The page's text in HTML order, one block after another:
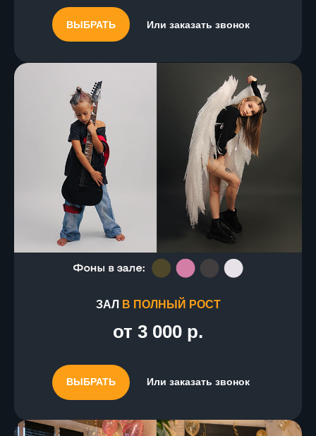
ВЫБРАТЬ Или заказать звонок
ЗАЛ В ПОЛНЫЙ РОСТ
от 3 000 р.
ВЫБРАТЬ Или заказать звонок